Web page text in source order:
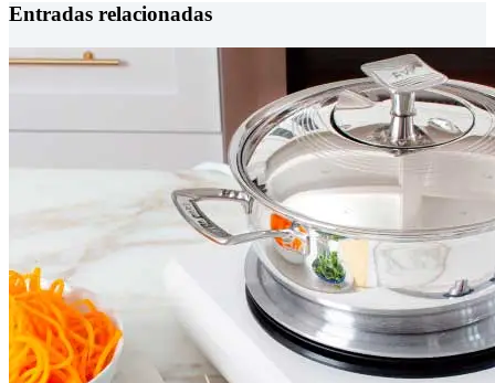
Entradas relacionadas